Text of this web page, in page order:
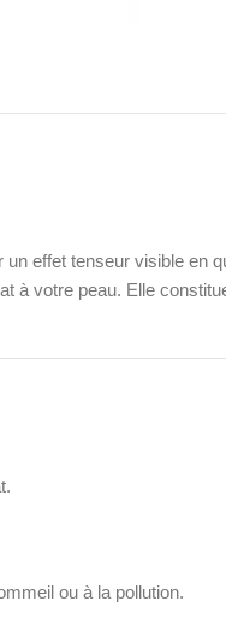
un effet tenseur visible en
à votre peau. Elle
ou à la pollution.